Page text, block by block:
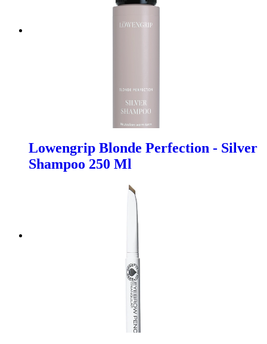
Lowengrip Blonde Perfection - Silver
Shampoo 250 Ml